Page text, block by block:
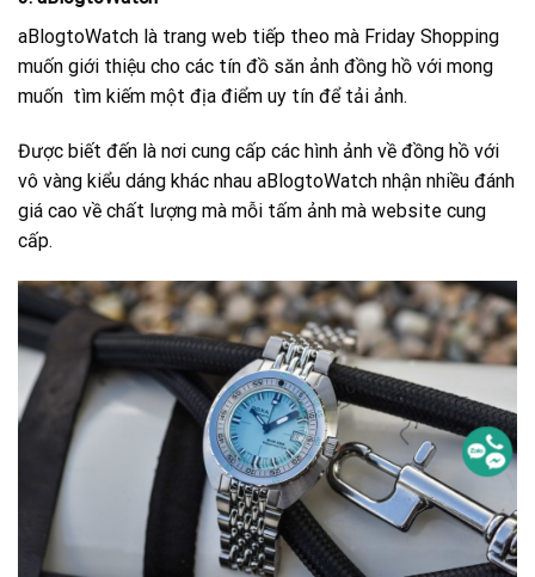
aBlogtoWatch là trang web tiếp theo mà Friday Shopping
muốn giới thiệu cho các tín đồ săn ảnh đồng hồ với mong
muốn tìm kiếm một địa điểm uy tín để tải ảnh.
Được biết đến là nơi cung cấp các hình ảnh về đồng hồ với
vô vàng kiểu dáng khác nhau aBlogtoWatch nhận nhiều đánh
giá cao về chất lượng mà mỗi tấm ảnh mà website cung
cấp.